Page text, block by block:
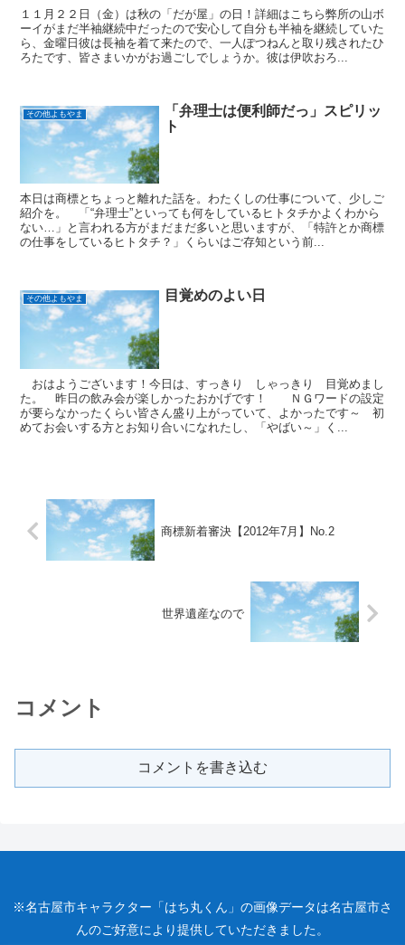
１１月２２日（金）は秋の「だが屋」の日！詳細はこちら弊所の山ボ
ーイがまだ半袖継続中だったので安心して自分も半袖を継続していた
ら、金曜日彼は長袖を着て来たので、一人ぽつねんと取り残されたひ
ろたです、皆さまいかがお過ごしでしょうか。彼は伊吹おろ...
その他よもやま
「弁理士は便利師だっ」スピリッ
ト
本日は商標とちょっと離れた話を。わたくしの仕事について、少しご
紹介を。 「“弁理士”といっても何をしているヒトタチかよくわから
ない…」と言われる方がまだまだ多いと思いますが、「特許とか商標
の仕事をしているヒトタチ？」くらいはご存知という前...
その他よもやま 目覚めのよい日
おはようございます！今日は、すっきり しゃっきり 目覚めまし
た。 昨日の飲み会が楽しかったおかげです！ ＮＧワードの設定
が要らなかったくらい皆さん盛り上がっていて、よかったです～ 初
めてお会いする方とお知り合いになれたし、「やばい～」く...
商標新着審決【2012年7月】No.2
世界遺産なので
コメント
コメントを書き込む
※名古屋市キャラクター「はち丸くん」の画像データは名古屋市さ
んのご好意により提供していただきました。